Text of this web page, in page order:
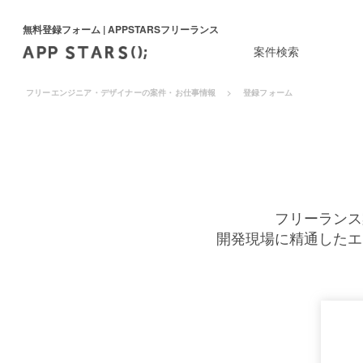
無料登録フォーム | APPSTARSフリーランス
案件検索
フリーエンジニア・デザイナーの案件・お仕事情報 登録フォーム
フリーラン
開発現場に精通した